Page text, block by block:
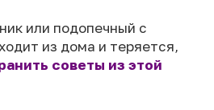
или подопечный с
из дома и теряется,
советы из этой